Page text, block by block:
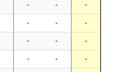
- - -
- - -
- - -
- - -